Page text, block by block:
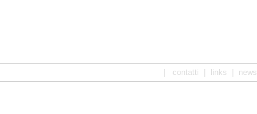
contatti links news